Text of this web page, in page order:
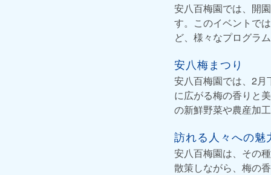
安八百梅園では、開
す。このイベントで
ど、様々なプログラ
安八梅まつり
安八百梅園では、2
に広がる梅の香りと
の新鮮野菜や農産加
訪れる人々への魅
安八百梅園は、その
散策しながら、梅の